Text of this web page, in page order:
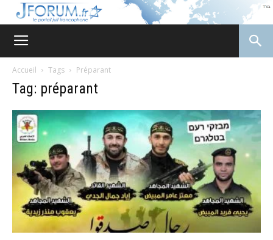
Accueil Tags Préparant
Tag: préparant